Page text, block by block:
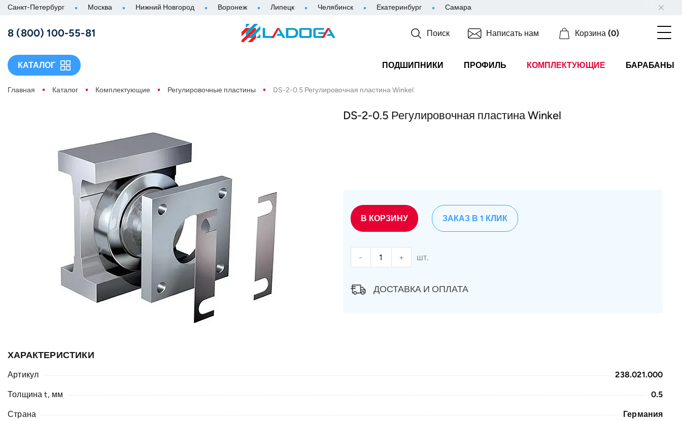
Санкт-Петербург Москва Нижний Новгород Воронеж Липецк Челябинск Екатеринбург Самара
8 (800) 100-55-81 Поиск Написать нам Корзина (0)
КАТАЛОГ ПОДШИПНИКИ ПРОФИЛЬ КОМПЛЕКТУЮЩИЕ БАРАБАНЫ
Главная Каталог Комплектующие Регулировочные пластины DS-2-0.5 Регулировочная пластина Winkel
DS-2-0.5 Регулировочная пластина Winkel
В КОРЗИНУ
- + шт.
ЗАКАЗ В 1 КЛИК
ДОСТАВКА И ОПЛАТА
ХАРАКТЕРИСТИКИ
Артикул 238.021.000
Толщина t, мм 0.5
Страна Германия